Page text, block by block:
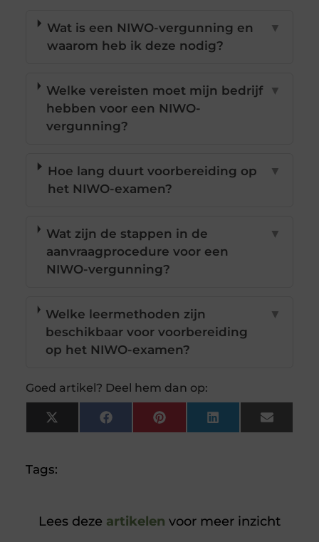
Wat is een NIWO-vergunning en
waarom heb ik deze nodig?
▼
Welke vereisten moet mijn bedrijf
hebben voor een NIWO-
vergunning?
▼
Hoe lang duurt voorbereiding op
het NIWO-examen?
▼
Wat zijn de stappen in de
aanvraagprocedure voor een
NIWO-vergunning?
▼
Welke leermethoden zijn
beschikbaar voor voorbereiding
op het NIWO-examen?
▼
Goed artikel? Deel hem dan op:
X
(Twitter)
FacebookPinterestLinkedInEmail
Tags:
Lees deze artikelen voor meer inzicht